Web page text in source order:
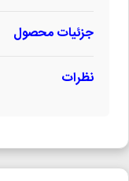
جزئیات محصول
نظرات